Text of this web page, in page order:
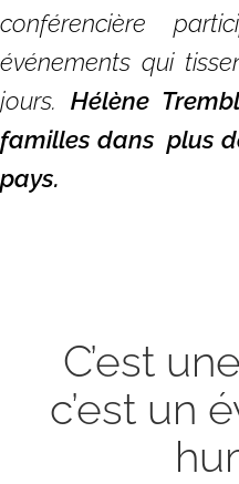
conférencière
événements qui
jours. Hélène
familles dans plus
pays.
C’est
c’est un